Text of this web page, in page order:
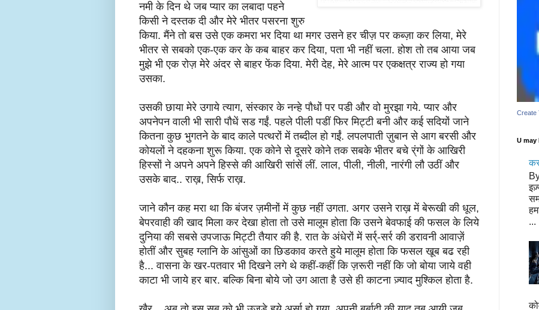
नमी के दिन थे जब प्यार का लबादा पहने
किसी ने दस्तक दी और मेरे भीतर पसरना शुरु
किया. मैंने तो बस उसे एक कमरा भर दिया था मगर उसने हर चीज़ पर कब्ज़ा कर लिया, मेरे
भीतर से सबको एक-एक कर के कब बाहर कर दिया, पता भी नहीं चला. होश तो तब आया जब
मुझे भी एक रोज़ मेरे अंदर से बाहर फेंक दिया. मेरी देह, मेरे आत्म पर एकक्षत्र राज्य हो गया
उसका.
उसकी छाया मेरे उगाये त्याग, संस्कार के नन्हे पौधों पर पडी और वो मुरझा गये. प्यार और
अपनेपन वाली भी सारी पौधें सड गईं. पहले पीली पडीं फिर मिट्टी बनी और कई सदियों जाने
कितना कुछ भुगतने के बाद काले पत्थरों में तब्दील हो गईं. लपलपाती ज़ुबान से आग बरसी और
कोयलों ने दहकना शुरू किया. एक कोने से दूसरे कोने तक सबके भीतर बचे र्ंगों के आखिरी
हिस्सों ने अपने अपने हिस्से की आखिरी सांसें लीं. लाल, पीली, नीली, नारंगी लौ उठीं और
उसके बाद.. राख़, सिर्फ राख़.
जाने कौन कह मरा था कि बंजर ज़मीनों में कुछ नहीं उगता. अगर उसने राख़ में बेरूखी की धूल,
बेपरवाही की खाद मिला कर देखा होता तो उसे मालूम होता कि उसने बेवफाई की फसल के लिये
दुनिया की सबसे उपजाऊ मिट्टी तैयार की है. रात के अंधेरों में सर्र्-सर्र की डरावनी आवाज़ें
होतीं और सुबह ग्लानि के आंसुओं का छिडकाव करते हुये मालूम होता कि फसल खूब बढ रही
है... वासना के खर-पतवार भी दिखने लगे थे कहीं-कहीं कि ज़रूरी नहीं कि जो बोया जाये वही
काटा भी जाये हर बार. बल्कि बिना बोये जो उग आता है उसे ही काटना ज़्याद मुश्किल होता है.
Create
U may
...